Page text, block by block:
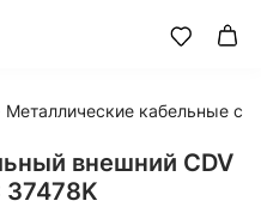
Металлические кабельные
внешний CDV
37478K